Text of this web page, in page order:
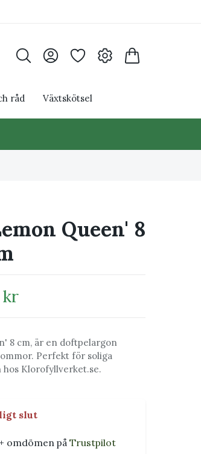
råd Växtskötsel
Queen' 8
kr
8 cm, är en doftpelargon
Perfekt för soliga
Klorofyllverket.se.
slut
omdömen på Trustpilot